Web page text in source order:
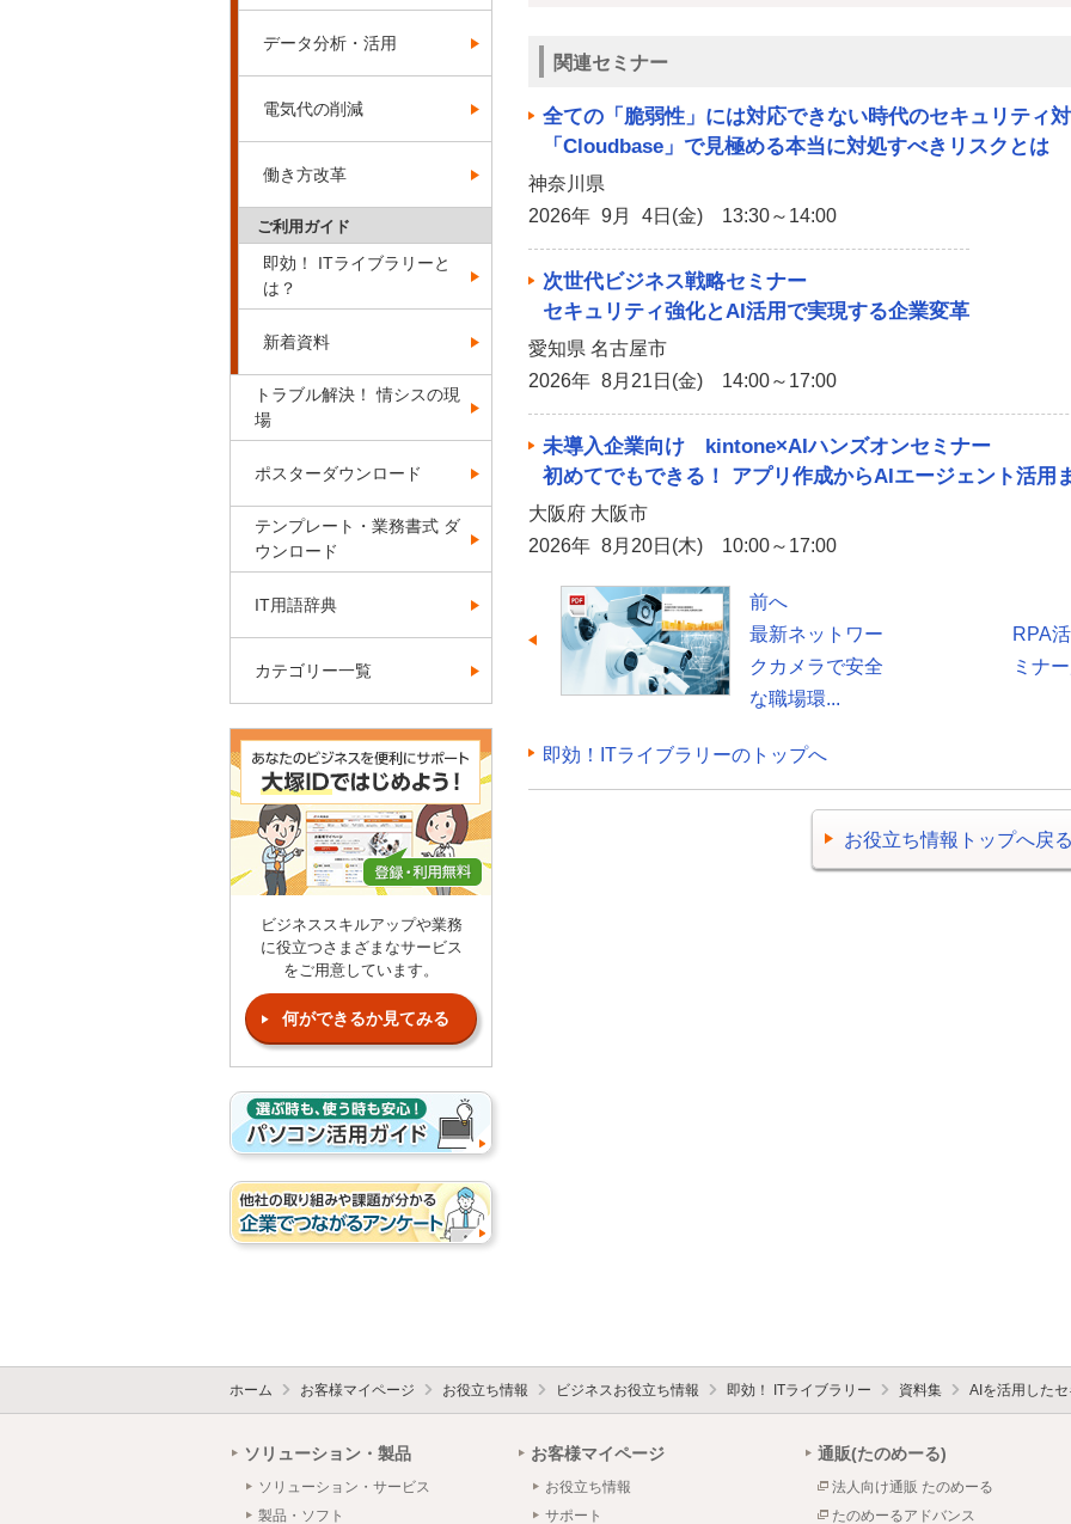
関連セミナー
全ての「脆弱性」には対応できない時代のセキュリティ
「Cloudbase」で見極める本当に対処すべきリスクとは
神奈川県
2026年 9月 4日(金) 13:30～14:00
次世代ビジネス戦略セミナー
セキュリティ強化とAI活用で実現する企業変革
愛知県 名古屋市
2026年 8月21日(金) 14:00～17:00
未導入企業向け kintone×AIハンズオンセミナー
初めてでもできる！ アプリ作成からAIエージェント活用
大阪府 大阪市
2026年 8月20日(木) 10:00～17:00
前へ
最新ネットワー
クカメラで安全
な職場環...
RPA
ミナ
即効！ITライブラリーのトップへ
お役立ち情報トップへ戻
データ分析・活用
電気代の削減
働き方改革
ご利用ガイド
即効！ ITライブラリーと
は？
新着資料
トラブル解決！ 情シスの現
場
ポスターダウンロード
テンプレート・業務書式 ダ
ウンロード
IT用語辞典
カテゴリー一覧
ビジネススキルアップや業務
に役立つさまざまなサービス
をご用意しています。
何ができるか見てみる
ホーム お客様マイページ お役立ち情報 ビジネスお役立ち情報 即効！ ITライブラリー 資料集 AIを活用した
ソリューション・製品
ソリューション・サービス
製品・ソフト
お客様マイページ
お役立ち情報
サポート
通販(たのめーる)
法人向け通販 たのめーる
たのめーるアドバンス